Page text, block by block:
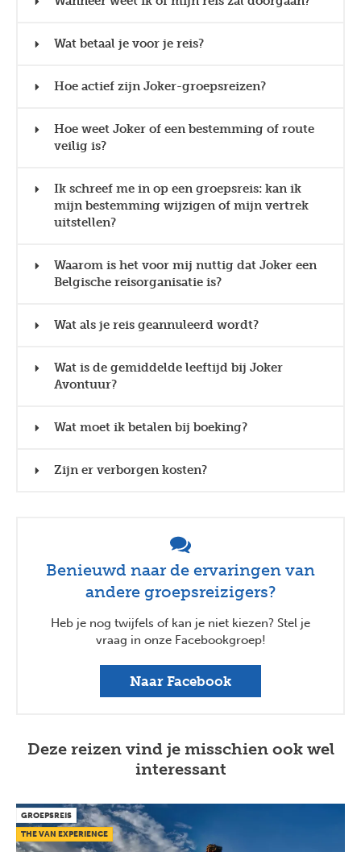
Wat betaal je voor je reis?
Hoe actief zijn Joker-groepsreizen?
Hoe weet Joker of een bestemming of route
veilig is?
Ik schreef me in op een groepsreis: kan ik
mijn bestemming wijzigen of mijn vertrek
uitstellen?
Waarom is het voor mij nuttig dat Joker een
Belgische reisorganisatie is?
Wat als je reis geannuleerd wordt?
Wat is de gemiddelde leeftijd bij Joker
Avontuur?
Wat moet ik betalen bij boeking?
Zijn er verborgen kosten?
Benieuwd naar de ervaringen van
andere groepsreizigers?
Heb je nog twijfels of kan je niet kiezen? Stel je
vraag in onze Facebookgroep!
Naar Facebook
Deze reizen vind je misschien ook wel
interessant
GROEPSREIS
THE VAN EXPERIENCE